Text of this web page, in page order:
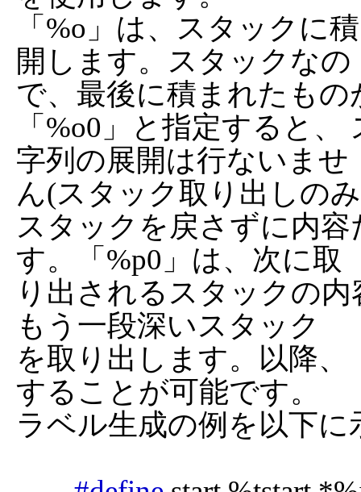
「%o」は、スタックに
開します。スタックなの
で、最後に積まれたも
「%o0」と指定すると
字列の展開は行ないませ
ん(スタック取り出しの
スタックを戻さずに内
す。「%p0」は、次に取
り出されるスタックの
もう一段深いスタック
を取り出します。以降、
することが可能です。
ラベル生成の例を以下に